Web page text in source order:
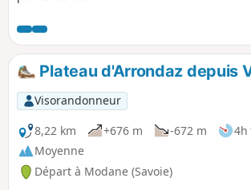
Plateau d'Arrondaz depuis
Visorandonneur
8,22 km
+676 m -672 m
4h
Moyenne
Départ à Modane (Savoie)